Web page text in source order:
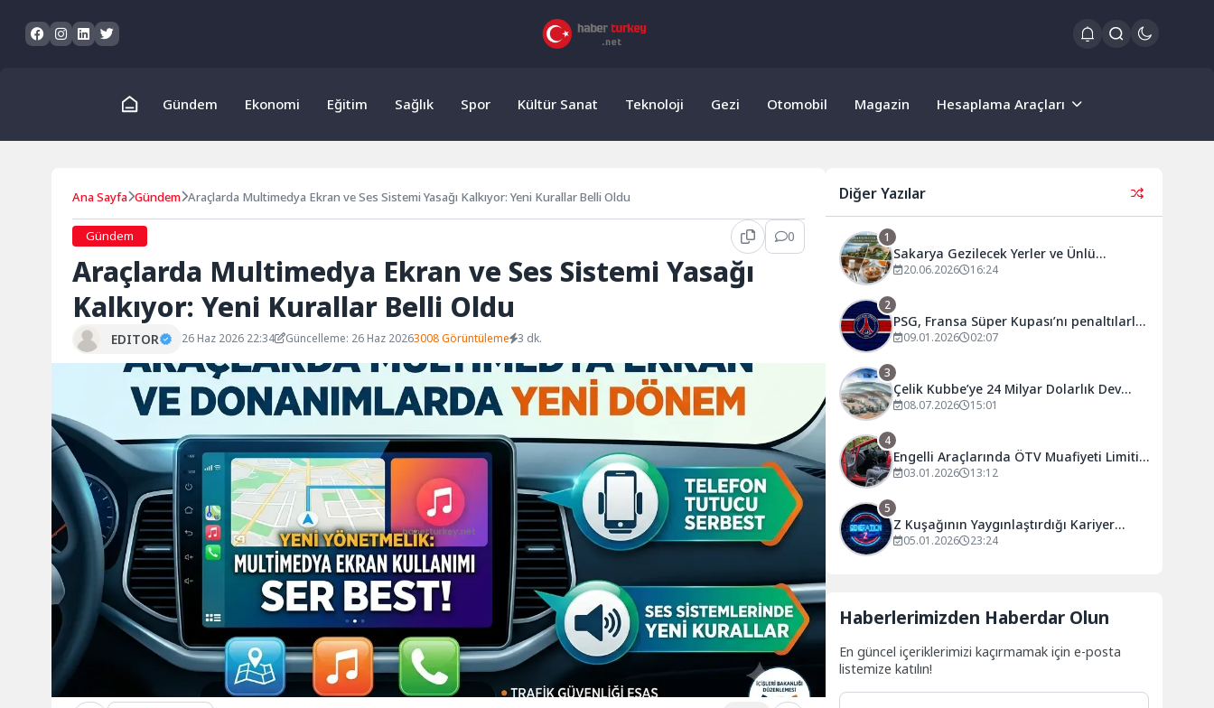
content
Gündem Ekonomi Eğitim Sağlık Spor Kültür Sanat Teknoloji Gezi Otomobil Magazin Hesaplama Araçları
Ana Sayfa Gündem Araçlarda Multimedya Ekran ve Ses Sistemi Yasağı Kalkıyor: Yeni Kurallar Belli Oldu
Gündem 0
Araçlarda Multimedya Ekran ve Ses Sistemi Yasağı
Kalkıyor: Yeni Kurallar Belli Oldu
EDITOR 26 Haz 2026 22:34 Güncelleme: 26 Haz 20263008 Görüntüleme 3 dk.
Diğer Yazılar
1
Sakarya Gezilecek Yerler ve Ünlü
Yiyecekleri
20.06.2026 16:24
2
PSG, Fransa Süper Kupası’nı penaltılarla
kazandı!
09.01.2026 02:07
3
Çelik Kubbe’ye 24 Milyar Dolarlık Dev
Bütçe
08.07.2026 15:01
4
Engelli Araçlarında ÖTV Muafiyeti Limiti
Artırıldı
03.01.2026 13:12
5
Z Kuşağının Yaygınlaştırdığı Kariyer
Minimalizmi Nedir?
05.01.2026 23:24
Haberlerimizden Haberdar Olun
En güncel içeriklerimizi kaçırmamak için e-posta
listemize katılın!